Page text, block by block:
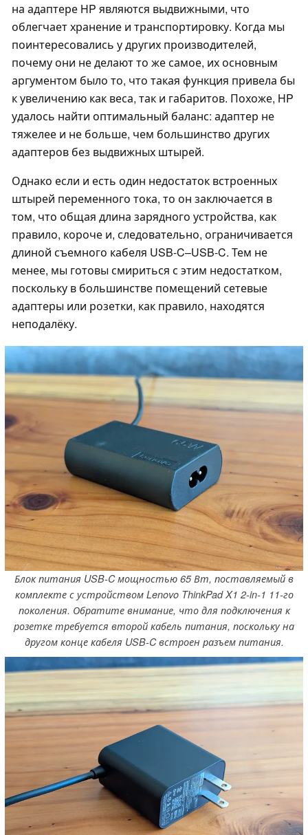
на адаптере HP являются выдвижными, что
облегчает хранение и транспортировку. Когда мы
поинтересовались у других производителей,
почему они не делают то же самое, их основным
аргументом было то, что такая функция привела бы
к увеличению как веса, так и габаритов. Похоже, HP
удалось найти оптимальный баланс: адаптер не
тяжелее и не больше, чем большинство других
адаптеров без выдвижных штырей.
Однако если и есть один недостаток встроенных
штырей переменного тока, то он заключается в
том, что общая длина зарядного устройства, как
правило, короче и, следовательно, ограничивается
длиной съемного кабеля USB-C–USB-C. Тем не
менее, мы готовы смириться с этим недостатком,
поскольку в большинстве помещений сетевые
адаптеры или розетки, как правило, находятся
неподалёку.
Блок питания USB-C мощностью 65 Вт, поставляемый в
комплекте с устройством Lenovo ThinkPad X1 2-in-1 11-го
поколения. Обратите внимание, что для подключения к
розетке требуется второй кабель питания, поскольку на
другом конце кабеля USB-C встроен разъем питания.